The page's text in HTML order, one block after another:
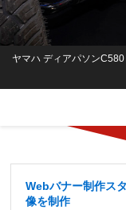
ヤマハ ディアパソン
Webバナー制作ス
像を制作